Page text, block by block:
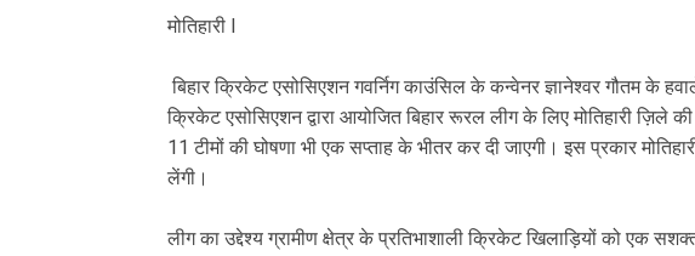
मोतिहारी l
बिहार क्रिकेट एसोसिएशन गवर्निग काउंसिल के कन्वेनर ज्ञानेश्वर गौतम के
क्रिकेट एसोसिएशन द्वारा आयोजित बिहार रूरल लीग के लिए मोतिहारी ज़िले
11 टीमों की घोषणा भी एक सप्ताह के भीतर कर दी जाएगी। इस प्रकार
लेंगी।
लीग का उद्देश्य ग्रामीण क्षेत्र के प्रतिभाशाली क्रिकेट खिलाड़ियों को एक